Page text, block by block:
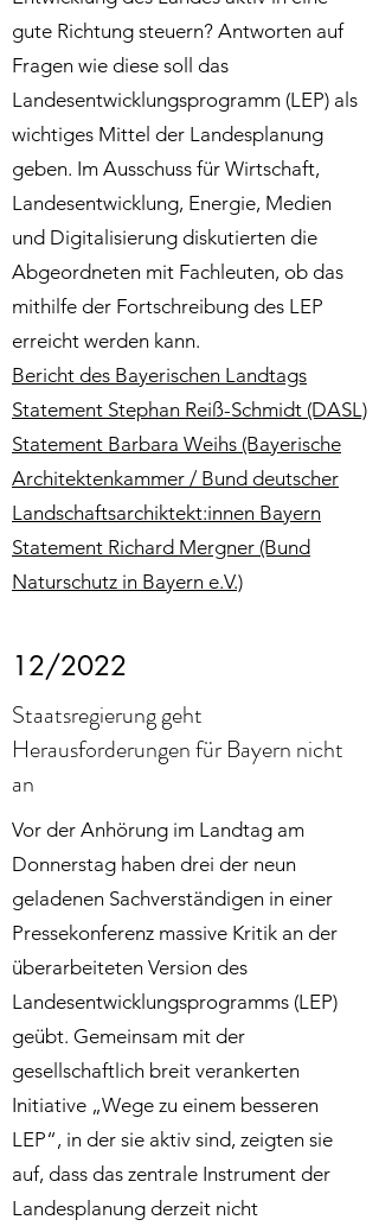
gute Richtung steuern? Antworten auf
Fragen wie diese soll das
Landesentwicklungsprogramm (LEP) als
wichtiges Mittel der Landesplanung
geben. Im Ausschuss für Wirtschaft,
Landesentwicklung, Energie, Medien
und Digitalisierung diskutierten die
Abgeordneten mit Fachleuten, ob das
mithilfe der Fortschreibung des LEP
erreicht werden kann.
Bericht des Bayerischen Landtags
Statement Stephan Reiß-Schmidt (DASL)
Statement Barbara Weihs (Bayerische
Architektenkammer / Bund deutscher
Landschaftsarchiktekt:innen Bayern
Statement Richard Mergner (Bund
Naturschutz in Bayern e.V.)
12/2022
Staatsregierung geht
Herausforderungen für Bayern nicht
an
Vor der Anhörung im Landtag am
Donnerstag haben drei der neun
geladenen Sachverständigen in einer
Pressekonferenz massive Kritik an der
überarbeiteten Version des
Landesentwicklungsprogramms (LEP)
geübt. Gemeinsam mit der
gesellschaftlich breit verankerten
Initiative „Wege zu einem besseren
LEP“, in der sie aktiv sind, zeigten sie
auf, dass das zentrale Instrument der
Landesplanung derzeit nicht